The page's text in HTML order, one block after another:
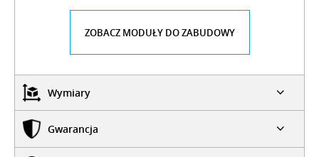
ZOBACZ MODUŁY DO ZABUDOWY
Wymiary
Gwarancja